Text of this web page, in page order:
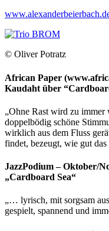
© Oliver Potratz
African Paper
Kaudaht über
„Ohne Rast wird zu immer
doppelbödig schöne
wirklich aus dem Fluss
findet, bezeugt, wie gut
JazzPodium – Oktober/
„Cardboard Sea“
„… lyrisch, mit sorgsam
gespielt, spannend und